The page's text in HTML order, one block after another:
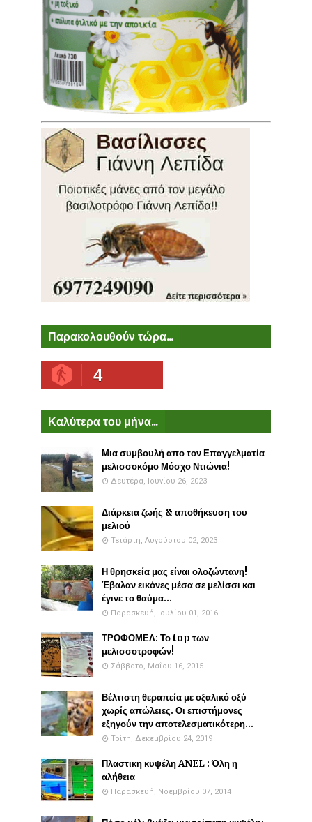
Παρακολουθούν τώρα...
4
Καλύτερα του μήνα...
Μια συμβουλή απο τον Επαγγελματία
μελισσοκόμο Μόσχο Ντιώνια!
Δευτέρα, Ιουνίου 26, 2023
Διάρκεια ζωής & αποθήκευση του
μελιού
Τετάρτη, Αυγούστου 02, 2023
Η θρησκεία μας είναι ολοζώντανη!
Έβαλαν εικόνες μέσα σε μελίσσι και
έγινε το θαύμα...
Παρασκευή, Ιουλίου 01, 2016
ΤΡΟΦΟΜΕΛ: Το top των
μελισσοτροφών!
Σάββατο, Μαΐου 16, 2015
Βέλτιστη θεραπεία με οξαλικό οξύ
χωρίς απώλειες. Οι επιστήμονες
εξηγούν την αποτελεσματικότερη...
Τρίτη, Δεκεμβρίου 24, 2019
Πλαστικη κυψέλη ANEL : Όλη η
αλήθεια
Παρασκευή, Νοεμβρίου 07, 2014